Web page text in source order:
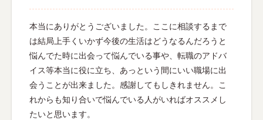
本当にありがとうございました。ここに相談するまで
は結局上手くいかず今後の生活はどうなるんだろうと
悩んでた時に出会って悩んでいる事や、転職のアドバ
イス等本当に役に立ち、あっという間にいい職場に出
会うことが出来ました。感謝してもしきれません。こ
れからも知り合いで悩んでいる人がいればオススメし
たいと思います。